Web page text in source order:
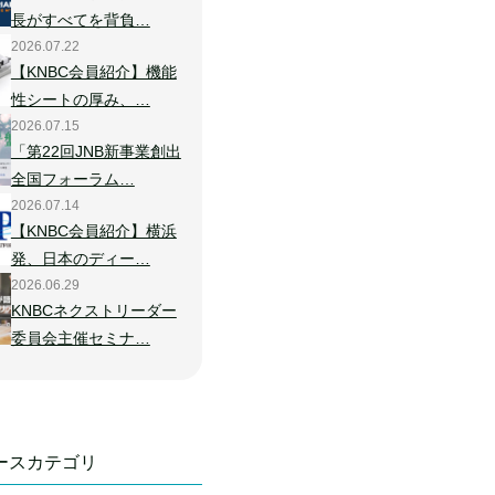
長がすべてを背負…
2026.07.22
【KNBC会員紹介】機能
性シートの厚み、…
2026.07.15
「第22回JNB新事業創出
全国フォーラム…
2026.07.14
【KNBC会員紹介】横浜
発、日本のディー…
2026.06.29
KNBCネクストリーダー
委員会主催セミナ…
スカテゴリ